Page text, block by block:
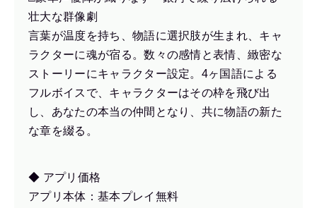
壮大な群像劇
言葉が温度を持ち、物語に選択肢が生まれ、キャ
ラクターに魂が宿る。数々の感情と表情、緻密な
ストーリーにキャラクター設定。4ヶ国語による
フルボイスで、キャラクターはその枠を飛び出
し、あなたの本当の仲間となり、共に物語の新た
な章を綴る。
◆ アプリ価格
アプリ本体：基本プレイ無料